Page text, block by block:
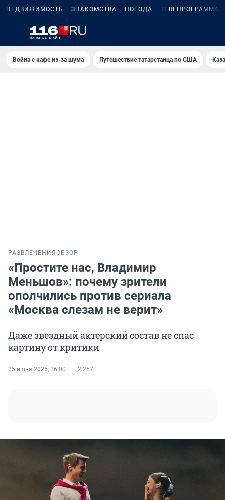
НЕДВИЖИМОСТЬ ЗНАКОМСТВА ПОГОДА ТЕЛЕПРОГРАММА
Война с кафе из-за шума Путешествие татарстанца по США
РАЗВЛЕЧЕНИЯ ОБЗОР
«Простите нас, Владимир
Меньшов»: почему зрители
ополчились против сериала
«Москва слезам не верит»
Даже звездный актерский состав не спас
картину от критики
25 июня 2025, 16:00 2 257